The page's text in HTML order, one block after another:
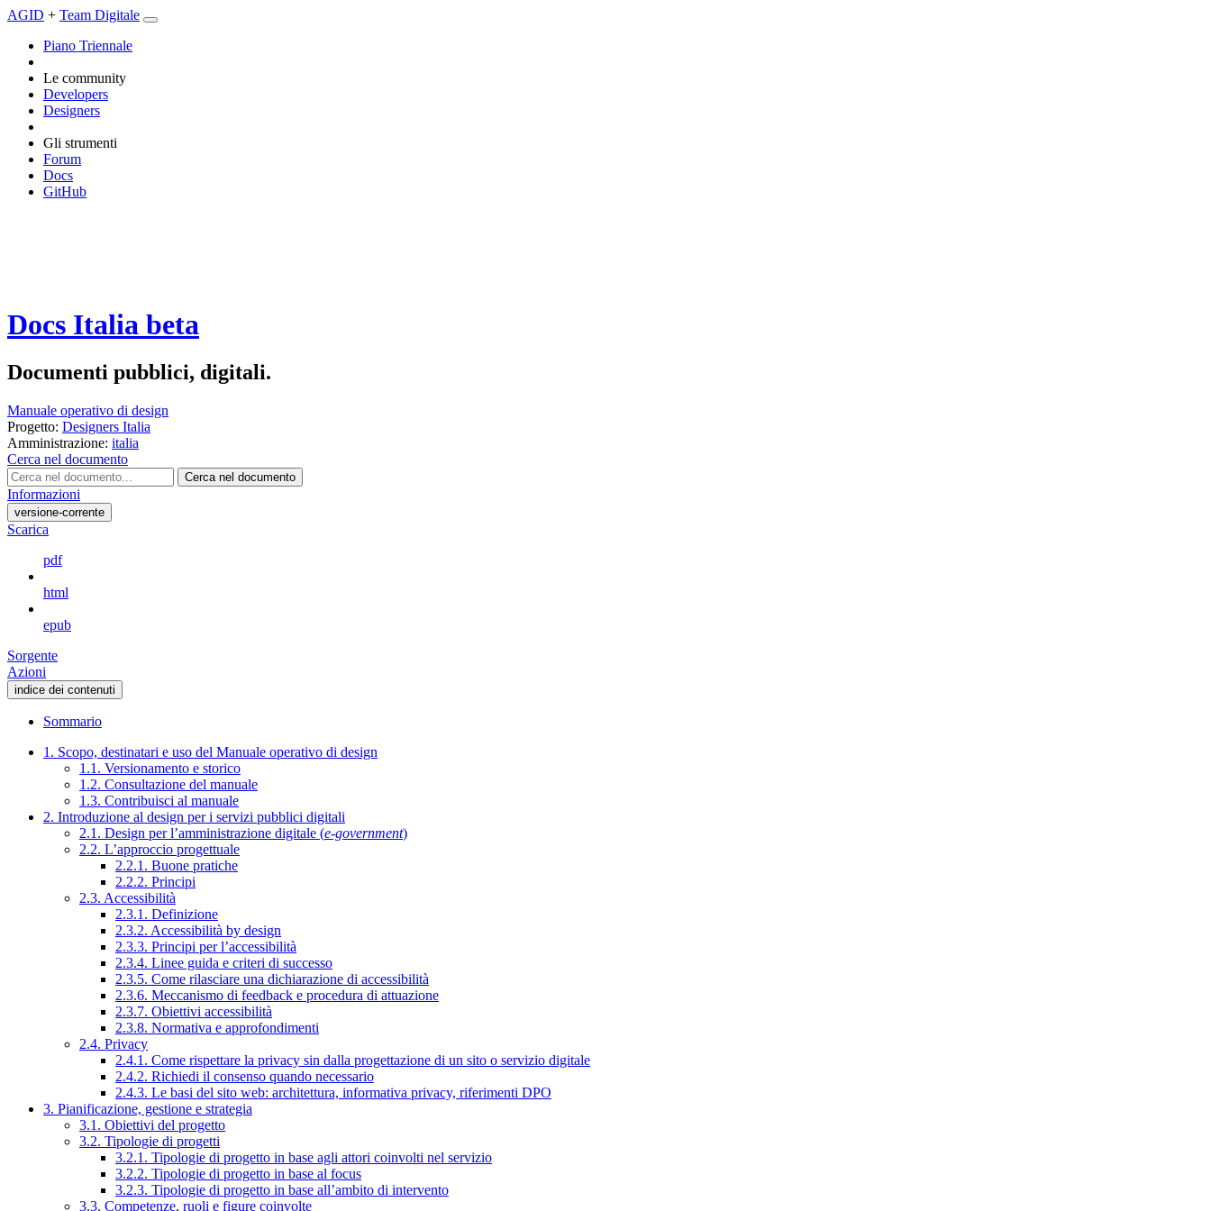
AGID + Team Digitale
Piano Triennale
Le community
Developers
Designers
Gli strumenti
Forum
Docs
GitHub
Docs Italia beta
Documenti pubblici, digitali.
Manuale operativo di design
Progetto: Designers Italia
Amministrazione: italia
Cerca nel documento
Cerca nel documento
Informazioni
versione-corrente
Scarica
pdf
html
epub
Sorgente
Azioni
indice dei contenuti
Sommario
1. Scopo, destinatari e uso del Manuale operativo di design
1.1. Versionamento e storico
1.2. Consultazione del manuale
1.3. Contribuisci al manuale
2. Introduzione al design per i servizi pubblici digitali
2.1. Design per l’amministrazione digitale (e-government)
2.2. L’approccio progettuale
2.2.1. Buone pratiche
2.2.2. Principi
2.3. Accessibilità
2.3.1. Definizione
2.3.2. Accessibilità by design
2.3.3. Principi per l’accessibilità
2.3.4. Linee guida e criteri di successo
2.3.5. Come rilasciare una dichiarazione di accessibilità
2.3.6. Meccanismo di feedback e procedura di attuazione
2.3.7. Obiettivi accessibilità
2.3.8. Normativa e approfondimenti
2.4. Privacy
2.4.1. Come rispettare la privacy sin dalla progettazione di un sito o servizio digitale
2.4.2. Richiedi il consenso quando necessario
2.4.3. Le basi del sito web: architettura, informativa privacy, riferimenti DPO
3. Pianificazione, gestione e strategia
3.1. Obiettivi del progetto
3.2. Tipologie di progetti
3.2.1. Tipologie di progetto in base agli attori coinvolti nel servizio
3.2.2. Tipologie di progetto in base al focus
3.2.3. Tipologie di progetto in base all’ambito di intervento
3.3. Competenze, ruoli e figure coinvolte